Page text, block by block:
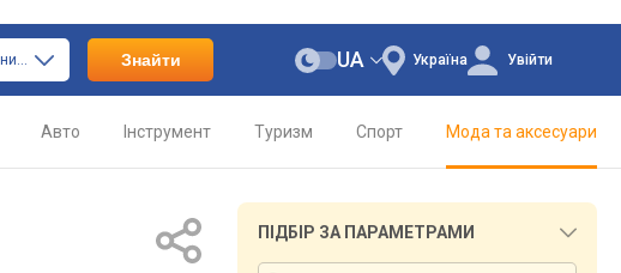
тільки наручні годинники Знайти Україна
UA Увійти
Авто Інструмент Туризм Спорт Мода та аксесуари
ПІДБІР ЗА ПАРАМЕТРАМИ